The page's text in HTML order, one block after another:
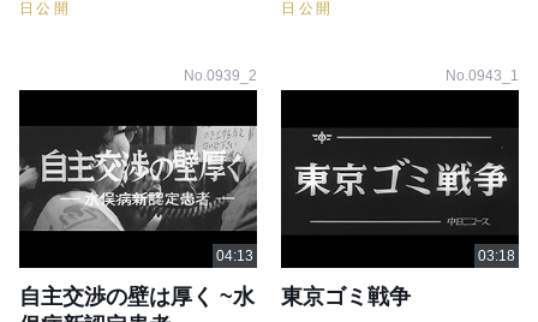
日公開 日公開
No.0939_2
自主交渉の壁は厚く ~水
No.0943_1
東京ゴミ戦争